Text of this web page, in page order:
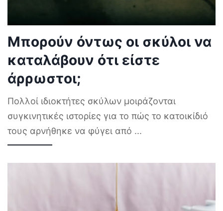
Μπορούν όντως οι σκύλοι να
καταλάβουν ότι είστε
άρρωστοι;
Πολλοί ιδιοκτήτες σκύλων μοιράζονται
συγκινητικές ιστορίες για το πώς το κατοικίδιό
τους αρνήθηκε να φύγει από ...